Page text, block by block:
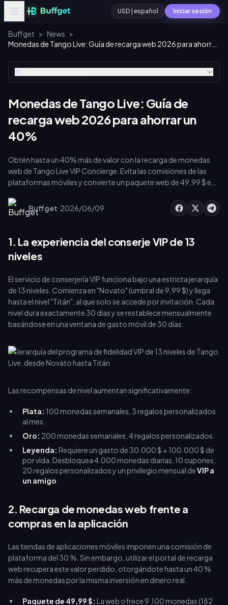
USD | español Iniciar sesión
Buffget > News >
Monedas de Tango Live: Guía de
recarga web 2026 para ahorrar un
40%
Obtén hasta un 40% más de valor con la recarga de monedas
web de Tango Live VIP Concierge. Evita las comisiones de las
plataformas móviles y convierte un paquete web de 49,99 $ en
aplicación. Esta guía cubre el programa de fidelidad de 13
niveles, las propinas de grandes apostadores y las tácticas de
estatus de élite.
Buffget·2026/06/09
1. La experiencia del conserje VIP de 13
niveles
El servicio de conserjería VIP funciona bajo una estricta jerarquía
de 13 niveles. Comienza en "Novato" (umbral de 9,99 $) y llega
hasta el nivel "Titán", al que solo se accede por invitación. Cada
nivel dura exactamente 30 días y se restablece mensualmente
basándose en una ventana de gasto móvil de 30 días.
Las recompensas de nivel aumentan significativamente:
Plata: 100 monedas semanales, 3 regalos personalizados
al mes.
Oro: 200 monedas semanales, 4 regalos personalizados.
Leyenda: Requiere un gasto de 30.000 $ + 100.000 $ de
por vida. Desbloquea 4.000 monedas diarias, 10 cupones,
20 regalos personalizados y un privilegio mensual deVIP a
un amigo
2. Recarga de monedas web frente a
compras en la aplicación
Las tiendas de aplicaciones móviles imponen una comisión de
plataforma del 30 %. Sin embargo, utilizar el portal de recarga
web recupera este valor perdido, otorgándote hasta un 40 %
más de monedas por la misma inversión en dinero real.
Paquete de 49,99 $: La web ofrece 9.100 monedas (182